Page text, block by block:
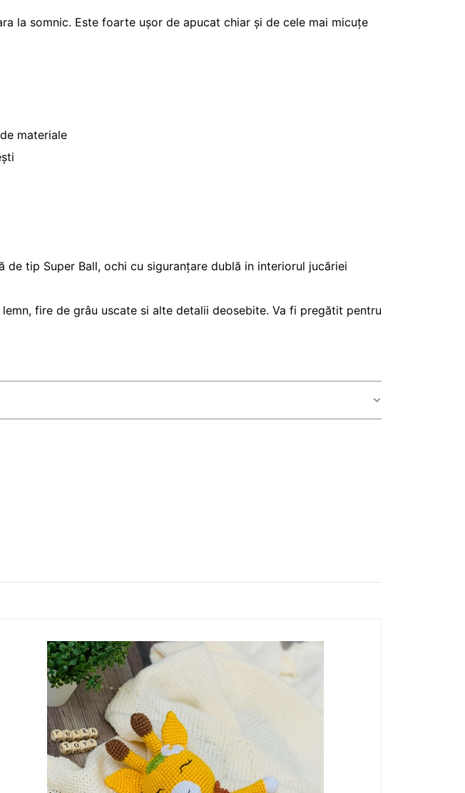
la somnic. Este foarte ușor de apucat chiar și de cele mai micuțe
materiale
tip Super Ball, ochi cu siguranțare dublă in interiorul jucăriei
fire de grâu uscate si alte detalii deosebite. Va fi pregătit pentru